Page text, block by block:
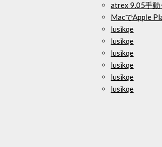
atrex 9.05手
MacでApple
lusikqe
lusikqe
lusikqe
lusikqe
lusikqe
lusikqe